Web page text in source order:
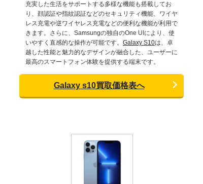
充実した生活をサポートする多様な機能も搭載してお
り、顔認証や指紋認証などのセキュリティ機能、ワイヤ
レス充電や逆ワイヤレス充電などの便利な機能が利用で
きます。さらに、Samsungの独自のOne UIにより、使
いやすく直感的な操作が可能です。 Galaxy S10は、卓
越した性能と魅力的なデザインが融合した、ユーザーに
最高のスマートフォン体験を提供する端末です。
Galaxy s10買取価格表へ